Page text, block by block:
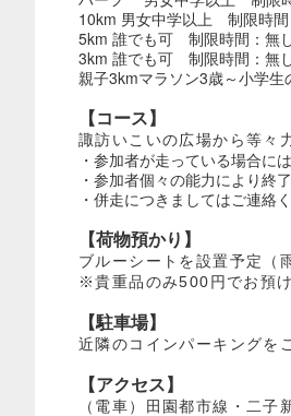
10km 男女中学以上 制限時間
5km 誰でも可 制限時間：無
3km 誰でも可 制限時間：無
親子3kmマラソン3歳～小学
【コース】
諏訪いこいの広場から等々
・参加者が走っている場合に
・参加者個々の能力により終
・併走につきましてはご連絡く
【荷物預かり】
ブルーシートを設置予定（
※貴重品のみ500円でお預け
【駐車場】
近隣のコインパーキングを
【アクセス】
（電車）田園都市線・二子